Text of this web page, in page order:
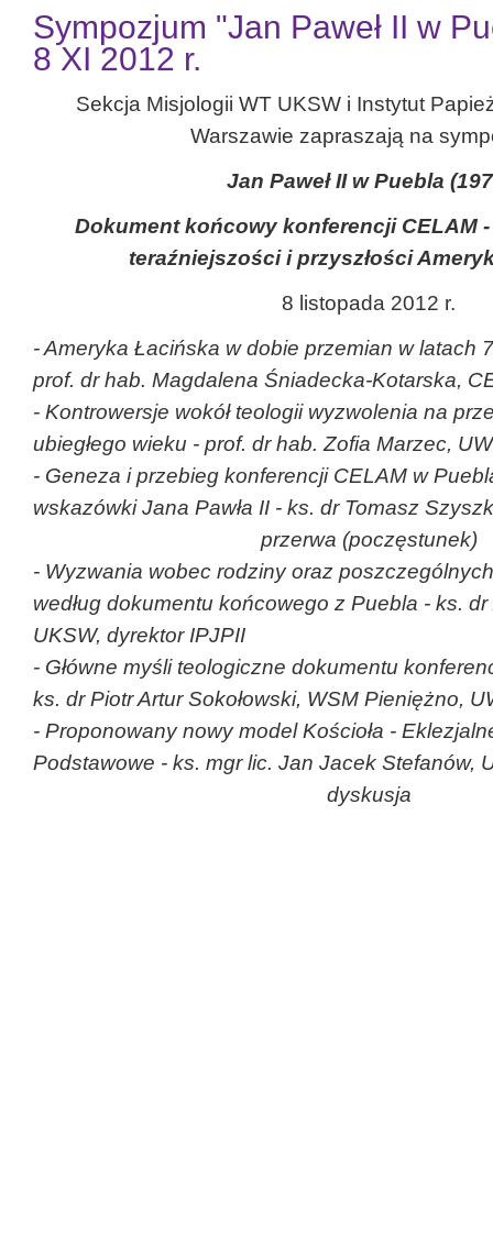
Sympozjum "Jan Paweł II w
8 XI 2012 r.
Sekcja Misjologii WT UKSW i Instytut
Warszawie zapraszają na
Jan Paweł II w Puebla
Dokument końcowy konferencji CELAM
teraźniejszości i przyszłości
8 listopada 2012 r.
-Ameryka Łacińska w dobie przemian w latach
prof. dr hab. Magdalena Śniadecka-Kotarska,
- Kontrowersje wokół teologii wyzwolenia na
ubiegłego wieku - prof. dr hab. Zofia Marzec, UW
- Geneza i przebieg konferencji CELAM w
wskazówki Jana Pawła II - ks. dr Tomasz
przerwa (poczęstunek)
- Wyzwania wobec rodziny oraz
według dokumentu końcowego z Puebla - ks. dr
UKSW, dyrektor IPJPII
- Główne myśli teologiczne dokumentu
ks. dr Piotr Artur Sokołowski, WSM Pieniężno,
- Proponowany nowy model Kościoła -
Podstawowe - ks. mgr lic. Jan Jacek Stefanów,
dyskusja